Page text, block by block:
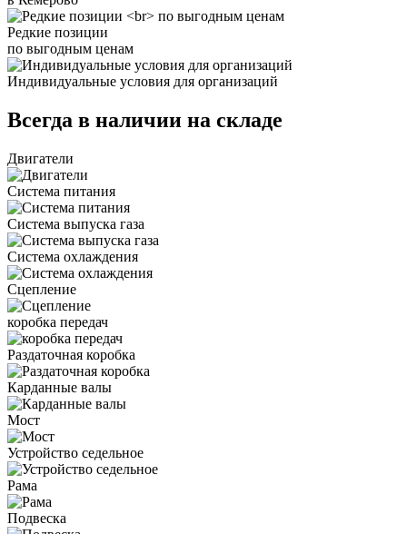
Редкие позиции
по выгодным ценам
Индивидуальные условия для организаций
Всегда в наличии на складе
Двигатели
Система питания
Система выпуска газа
Система охлаждения
Сцепление
коробка передач
Раздаточная коробка
Карданные валы
Мост
Устройство седельное
Рама
Подвеска